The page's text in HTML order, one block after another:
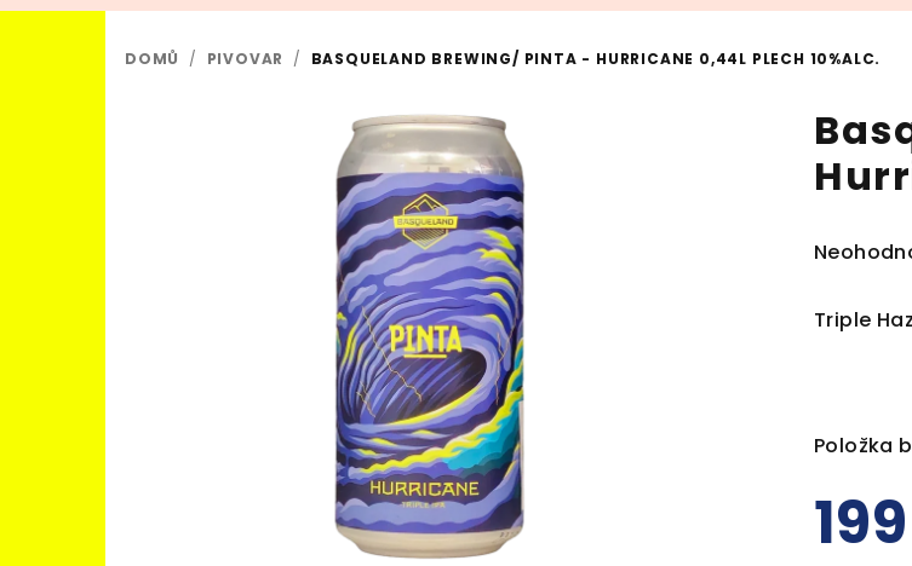
DOMŮ / PIVOVAR / BASQUELAND BREWING/ PINTA - HURRICANE 0,44L PLECH 10%ALC.
Průměrné
produktu
Triple
Položka